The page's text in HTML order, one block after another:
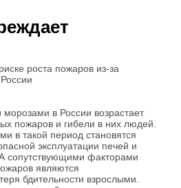
роста пожаров из-за
в России возрастает
пожаров и гибели в них людей.
в такой период становятся
эксплуатации печей и
сопутствующими факторами
являются
бдительности взрослыми.